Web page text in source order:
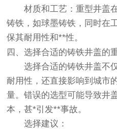
材质和工艺 ：重型井盖
铸铁，如球墨铸铁，同时在
保其耐用性和**性。
四、选择合适的铸铁井盖的
选择合适的铸铁井盖不仅
耐用性，还直接影响到城市
量。错误的选型可能导致井
本，甚*引发**事故。
选择建议 ：